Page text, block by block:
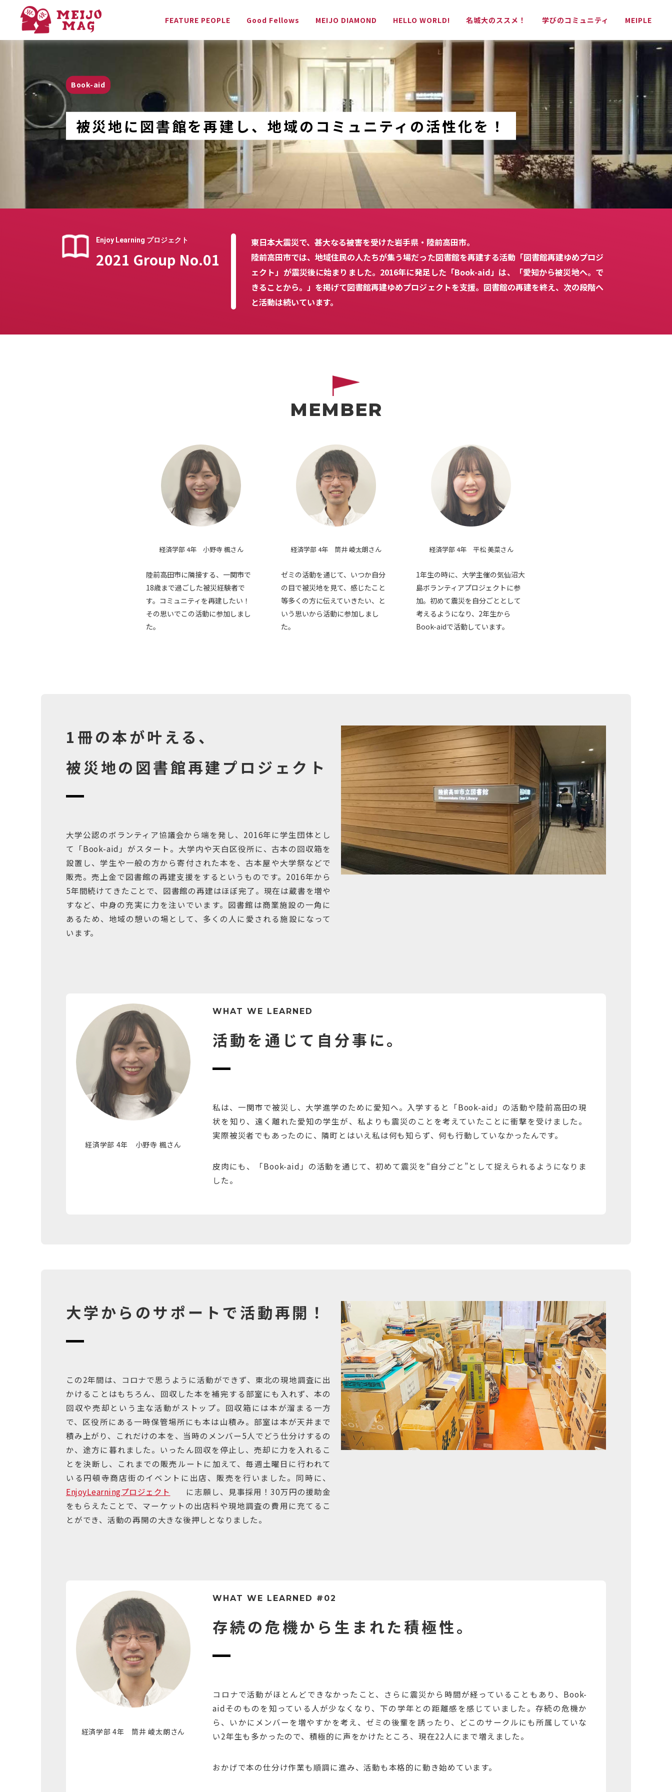
FEATURE PEOPLE Good Fellows MEIJO DIAMOND HELLO WORLD! 名城大のススメ！ 学びのコミュニティ MEIPLE
Book-aid
Book-aid
被災地に図書館を再建し、地域のコミュニティの活性化を！
Enjoy Learning プロジェクト
2021 Group No.01
東日本大震災で、甚大なる被害を受けた岩手県・陸前高田市。
陸前高田市では、地域住民の人たちが集う場だった図書館を再建する活動「図書館再建ゆめプロジ
ェクト」が震災後に始まりました。2016年に発足した「Book-aid」は、「愛知から被災地へ。で
きることから。」を掲げて図書館再建ゆめプロジェクトを支援。図書館の再建を終え、次の段階へ
と活動は続いています。
MEMBER
経済学部 4年 小野寺 楓さん
陸前高田市に隣接する、一関市で
18歳まで過ごした被災経験者で
す。コミュニティを再建したい！
その思いでこの活動に参加しまし
た。
経済学部 4年 筒井 崚太朗さん
ゼミの活動を通じて、いつか自分
の目で被災地を見て、感じたこと
等多くの方に伝えていきたい、と
いう思いから活動に参加しまし
た。
経済学部 4年 平松 美菜さん
1年生の時に、大学主催の気仙沼大
島ボランティアプロジェクトに参
加。初めて震災を自分ごととして
考えるようになり、2年生から
Book-aidで活動しています。
1冊の本が叶える、
被災地の図書館再建プロジェクト
大学公認のボランティア協議会から端を発し、2016年に学生団体とし
て「Book-aid」がスタート。大学内や天白区役所に、古本の回収箱を
設置し、学生や一般の方から寄付された本を、古本屋や大学祭などで
販売。売上金で図書館の再建支援をするというものです。2016年から
5年間続けてきたことで、図書館の再建はほぼ完了。現在は蔵書を増や
すなど、中身の充実に力を注いでいます。図書館は商業施設の一角に
あるため、地域の憩いの場として、多くの人に愛される施設になって
います。
経済学部 4年 小野寺 楓さん
WHAT WE LEARNED
活動を通じて自分事に。
私は、一関市で被災し、大学進学のために愛知へ。入学すると「Book-aid」の活動や陸前高田の現
状を知り、遠く離れた愛知の学生が、私よりも震災のことを考えていたことに衝撃を受けました。
実際被災者でもあったのに、隣町とはいえ私は何も知らず、何も行動していなかったんです。
皮肉にも、「Book-aid」の活動を通じて、初めて震災を“自分ごと”として捉えられるようになりま
した。
大学からのサポートで活動再開！
この2年間は、コロナで思うように活動ができず、東北の現地調査に出
かけることはもちろん、回収した本を補完する部室にも入れず、本の
回収や売却という主な活動がストップ。回収箱には本が溜まる一方
で、区役所にある一時保管場所にも本は山積み。部室は本が天井まで
積み上がり、これだけの本を、当時のメンバー5人でどう仕分けするの
か、途方に暮れました。いったん回収を停止し、売却に力を入れるこ
とを決断し、これまでの販売ルートに加えて、毎週土曜日に行われて
いる円頓寺商店街のイベントに出店、販売を行いました。同時に、
EnjoyLearningプロジェクト
に志願し、見事採用！30万円の援助金
をもらえたことで、マーケットの出店料や現地調査の費用に充てるこ
とができ、活動の再開の大きな後押しとなりました。
経済学部 4年 筒井 崚太朗さん
WHAT WE LEARNED #02
存続の危機から生まれた積極性。
コロナで活動がほとんどできなかったこと、さらに震災から時間が経っていることもあり、Book-
aidそのものを知っている人が少なくなり、下の学年との距離感を感じていました。存続の危機か
ら、いかにメンバーを増やすかを考え、ゼミの後輩を誘ったり、どこのサークルにも所属していな
い2年生も多かったので、積極的に声をかけたところ、現在22人にまで増えました。
おかげで本の仕分け作業も順調に進み、活動も本格的に動き始めています。